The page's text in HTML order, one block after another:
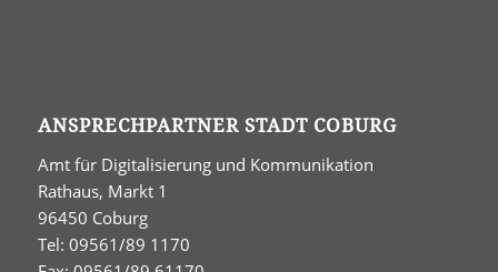
ANSPRECHPARTNER STADT COBURG
Amt für Digitalisierung und Kommunikation
Rathaus, Markt 1
96450 Coburg
Tel: 09561/89 1170